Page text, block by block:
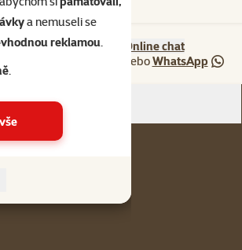
a nemuseli se
reklamou.
.
Online chat
neboWhatsApp